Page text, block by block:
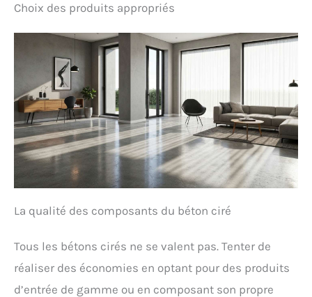
Choix des produits appropriés
La qualité des composants du béton ciré
Tous les bétons cirés ne se valent pas. Tenter de
réaliser des économies en optant pour des produits
d’entrée de gamme ou en composant son propre